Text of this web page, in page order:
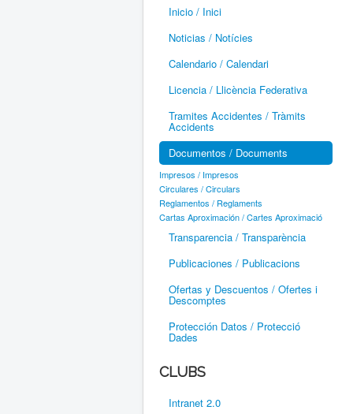
Inicio / Inici
Noticias / Notícies
Calendario / Calendari
Licencia / Llicència Federativa
Tramites Accidentes / Tràmits
Accidents
Documentos / Documents
Impresos / Impresos
Circulares / Circulars
Reglamentos / Reglaments
Cartas Aproximación / Cartes Aproximació
Transparencia / Transparència
Publicaciones / Publicacions
Ofertas y Descuentos / Ofertes i
Descomptes
Protección Datos / Protecció
Dades
CLUBS
Intranet 2.0